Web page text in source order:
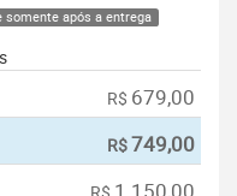
somente após a entrega
R$ 679,00
R$749,00